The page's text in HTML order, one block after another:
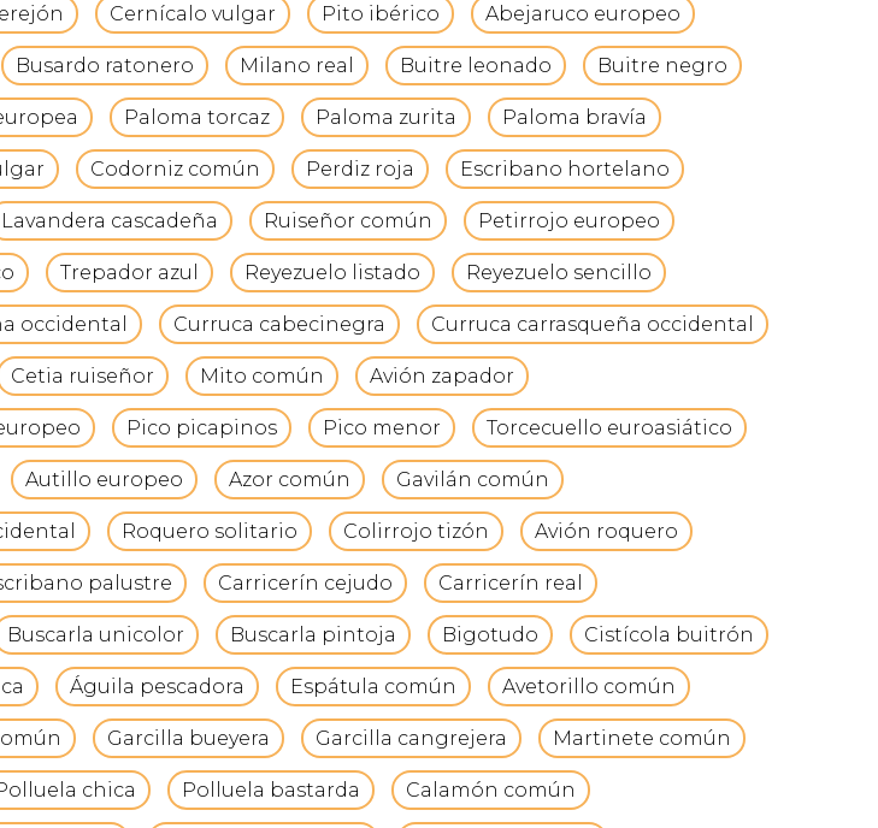
Cernícalo vulgar Pito ibérico Abejaruco europeo
Busardo ratonero Milano real Buitre leonado Buitre negro
Paloma torcaz Paloma zurita Paloma bravía
Codorniz común Perdiz roja Escribano hortelano
Lavandera cascadeña Ruiseñor común Petirrojo europeo
Trepador azul Reyezuelo listado Reyezuelo sencillo
occidental Curruca cabecinegra Curruca carrasqueña occidental
Cetia ruiseñor Mito común Avión zapador
Pico picapinos Pico menor Torcecuello euroasiático
Autillo europeo Azor común Gavilán común
Roquero solitario Colirrojo tizón Avión roquero
palustre Carricerín cejudo Carricerín real
Buscarla unicolor Buscarla pintoja Bigotudo Cistícola buitrón
Águila pescadora Espátula común Avetorillo común
Garcilla bueyera Garcilla cangrejera Martinete común
chica Polluela bastarda Calamón común